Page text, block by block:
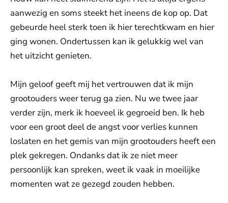
aanwezig en soms steekt het ineens de kop op. Dat
gebeurde heel sterk toen ik hier terechtkwam en hier
ging wonen. Ondertussen kan ik gelukkig wel van
het uitzicht genieten.
Mijn geloof geeft mij het vertrouwen dat ik mijn
grootouders weer terug ga zien. Nu we twee jaar
verder zijn, merk ik hoeveel ik gegroeid ben. Ik heb
voor een groot deel de angst voor verlies kunnen
loslaten en het gemis van mijn grootouders heeft een
plek gekregen. Ondanks dat ik ze niet meer
persoonlijk kan spreken, weet ik vaak in moeilijke
momenten wat ze gezegd zouden hebben.